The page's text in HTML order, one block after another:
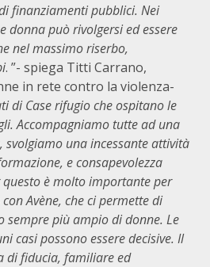
finanziamenti pubblici. Nei
donna può rivolgersi ed essere
nel massimo riserbo,
. ”- spiega Titti Carrano,
in rete contro la violenza-
di Case rifugio che ospitano le
Accompagniamo tutte ad una
una incessante attività
e consapevolezza
questo è molto importante per
Avène, che ci permette di
sempre più ampio di donne. Le
casi possono essere decisive. Il
di fiducia, familiare ed